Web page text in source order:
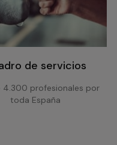
de servicios
4.300 profesionales por
toda España